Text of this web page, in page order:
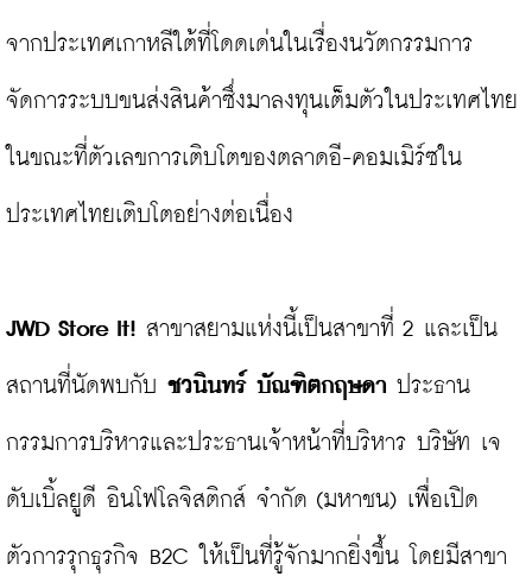
จากประเทศเกาหลีใต้ที่โดดเด่นในเรื่องนวัตกรรมการ
จัดการระบบขนส่งสินค้าซึ่งมาลงทุนเต็มตัวในประเทศไทย
ในขณะที่ตัวเลขการเติบโตของตลาดอี-คอมเมิร์ซใน
ประเทศไทยเติบโตอย่างต่อเนื่อง
JWD Store It! สาขาสยามแห่งนี้เป็นสาขาที่ 2 และเป็น
สถานที่นัดพบกับ ชวนินทร์ บัณฑิตกฤษดา ประธาน
กรรมการบริหารและประธานเจ้าหน้าที่บริหาร บริษัท เจ
ดับเบิ้ลยูดี อินโฟโลจิสติกส์ จำกัด (มหาชน) เพื่อเปิด
ตัวการรุกธุรกิจ B2C ให้เป็นที่รู้จักมากยิ่งขึ้น โดยมีสาขา